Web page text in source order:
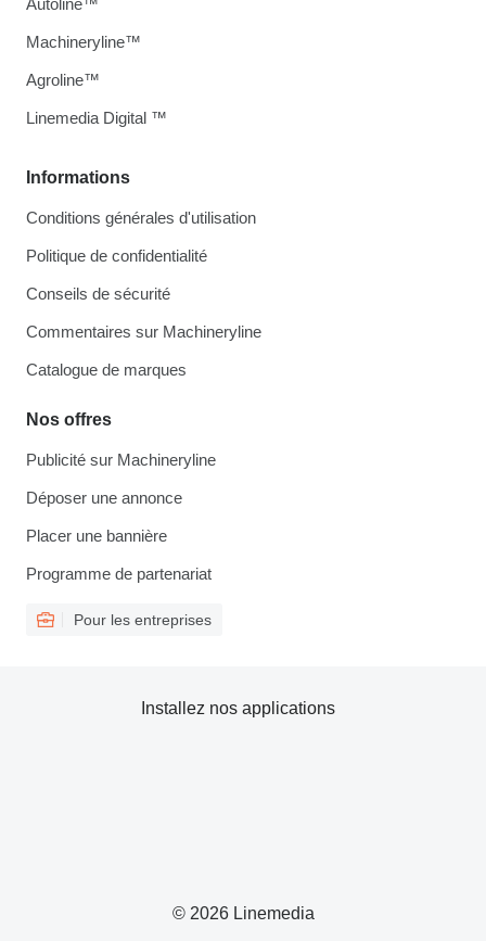
Informations
Conditions générales d'utilisation
Politique de confidentialité
Conseils de sécurité
Commentaires sur Machineryline
Catalogue de marques
Nos offres
Publicité sur Machineryline
Déposer une annonce
Placer une bannière
Programme de partenariat
Pour les entreprises
Autoline™
Machineryline™
Agroline™
Linemedia Digital ™
© 2026 Linemedia
Installez nos applications